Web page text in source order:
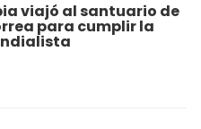
viajó al santuario de
para cumplir la